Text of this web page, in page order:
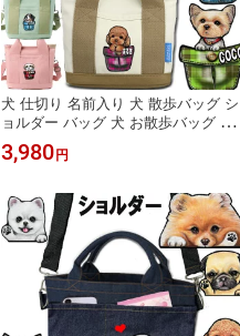
犬 仕切り 名前入り 犬 散歩バッグ シ
ョルダー バッグ 犬 お散歩バッグ シ
ョルダーバッグ 名入れ 軽量 おしゃれ
散歩バック 散歩グッズ レディース 斜
バッグ チワワ トイプードル シーズー
シュナウザー パグ 柴犬 父の日
3,980円